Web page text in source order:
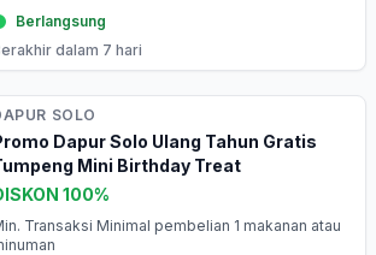
Berlangsung
dalam 7 hari
SOLO
Dapur Solo Ulang Tahun Gratis
Mini Birthday Treat
100%
Transaksi Minimal pembelian 1 makanan atau